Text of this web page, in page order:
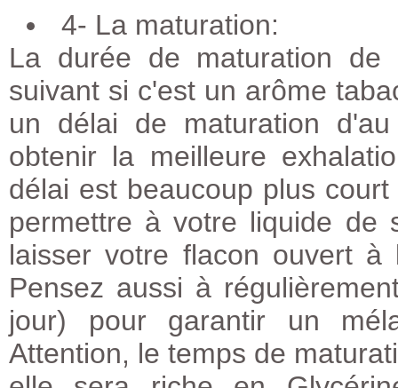
4- La maturation:
La durée de maturation
suivant si c'est un arôme
un délai de maturation
obtenir la meilleure
délai est beaucoup plus
permettre à votre liquide de
laisser votre flacon ouvert
Pensez aussi à
jour) pour garantir un
Attention, le temps de